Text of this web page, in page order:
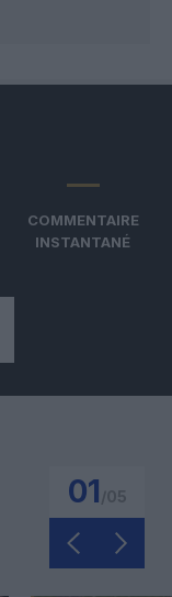
COMMENTAIRE
INSTANTANÉ
01